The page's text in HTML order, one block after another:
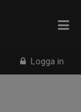
Logga in